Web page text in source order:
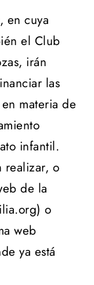
en cuya
el Club
irán
las
materia de
infantil.
realizar, o
de la
o
web
ya está